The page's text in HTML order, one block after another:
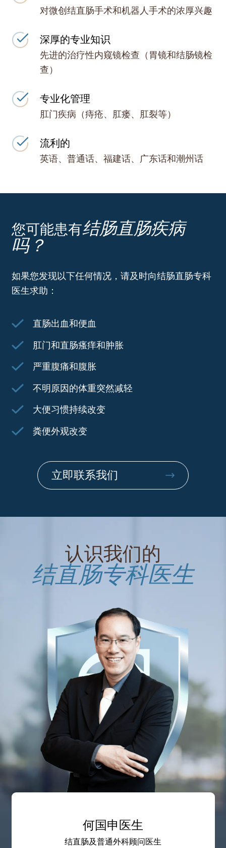
对微创结直肠手术和机器人手术的浓厚兴趣
深厚的专业知识
先进的治疗性内窥镜检查（胃镜和结肠镜检
查）
专业化管理
肛门疾病（痔疮、肛瘘、肛裂等）
流利的
英语、普通话、福建话、广东话和潮州话
您可能患有结肠直肠疾病
吗？
如果您发现以下任何情况，请及时向结肠直肠专科
医生求助：
直肠出血和便血
肛门和直肠瘙痒和肿胀
严重腹痛和腹胀
不明原因的体重突然减轻
大便习惯持续改变
粪便外观改变
立即联系我们
认识我们的
结直肠专科医生
何国申医生
结直肠及普通外科顾问医生